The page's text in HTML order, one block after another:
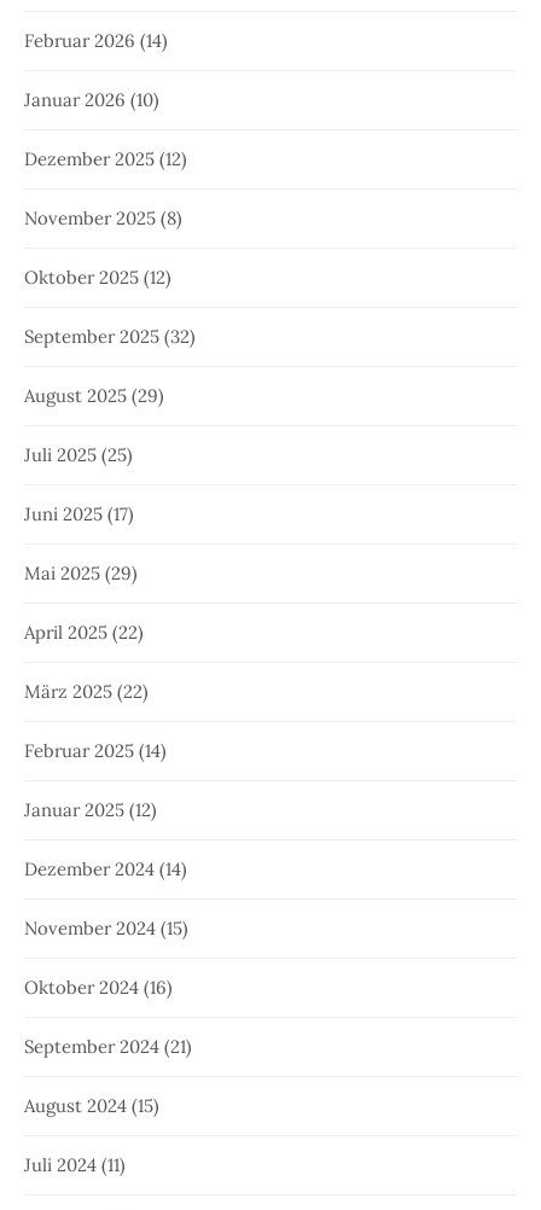
Februar 2026 (14)
Januar 2026 (10)
Dezember 2025 (12)
November 2025 (8)
Oktober 2025 (12)
September 2025 (32)
August 2025 (29)
Juli 2025 (25)
Juni 2025 (17)
Mai 2025 (29)
April 2025 (22)
März 2025 (22)
Februar 2025 (14)
Januar 2025 (12)
Dezember 2024 (14)
November 2024 (15)
Oktober 2024 (16)
September 2024 (21)
August 2024 (15)
Juli 2024 (11)